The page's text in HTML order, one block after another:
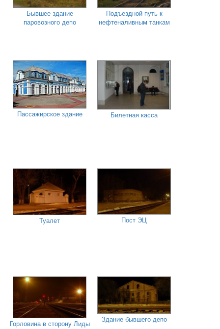
Бывшее здание
паровозного депо
Подъездной путь к
нефтеналивным танкам
Пассажирское здание Билетная касса
Туалет Пост ЭЦ
Горловина в сторону Лиды Здание бывшего депо